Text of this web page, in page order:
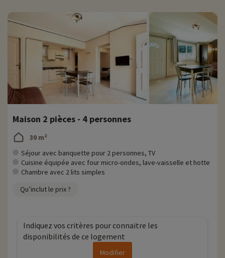
Baracci Natura
: ouvert tous les jours toute l'année
› Accrobranche, canyoning, via ferrata, tyroliennes
› Canyoning dès 7 ans
› Accrobranche dès 2 ans
Maison 2 pièces - 4 personnes
30 m²
Séjour avec banquette pour 2 personnes, TV
Cuisine équipée avec four micro-ondes, lave-vaisselle et hotte
Chambre avec 2 lits simples
Qu’inclut le prix ?
Indiquez vos critères pour connaitre les
disponibilités de ce logement
Modifier